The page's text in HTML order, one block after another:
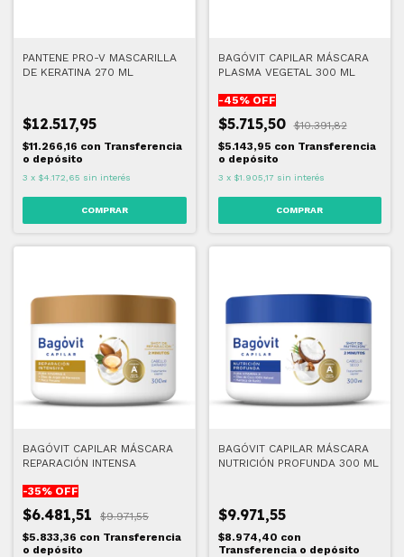
PANTENE PRO-V MASCARILLA
DE KERATINA 270 ML
$12.517,95
$11.266,16 con Transferencia
o depósito
3 x $4.172,65 sin interés
BAGÓVIT CAPILAR MÁSCARA
PLASMA VEGETAL 300 ML
-45% OFF
$5.715,50
$10.391,82
$5.143,95 con Transferencia
o depósito
3 x $1.905,17 sin interés
BAGÓVIT CAPILAR MÁSCARA
REPARACIÓN INTENSA
-35% OFF
$6.481,51
$9.971,55
$5.833,36 con Transferencia
o depósito
BAGÓVIT CAPILAR MÁSCARA
NUTRICIÓN PROFUNDA 300 ML
$9.971,55
$8.974,40 con
Transferencia o depósito